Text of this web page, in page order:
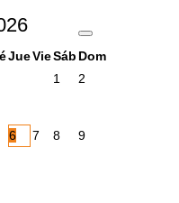
JueVieSáb Dom
1
2
6 7 8 9